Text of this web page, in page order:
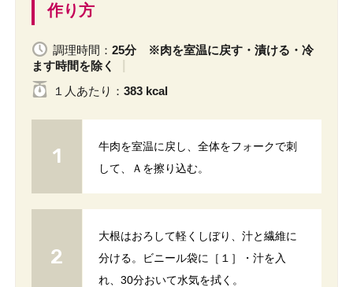
作り方
調理時間： 25分 ※肉を室温に戻す・漬ける・冷
ます時間を除く
１人 あたり ： 383 kcal
牛肉を室温に戻し、全体をフォークで刺
して、Ａを擦り込む。
大根はおろして軽くしぼり、汁と繊維に
分ける。ビニール袋に［１］・汁を入
れ、30分おいて水気を拭く。